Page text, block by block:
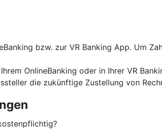
bzw. zur VR Banking App. Um
OnlineBanking oder in Ihrer VR
die zukünftige Zustellung von